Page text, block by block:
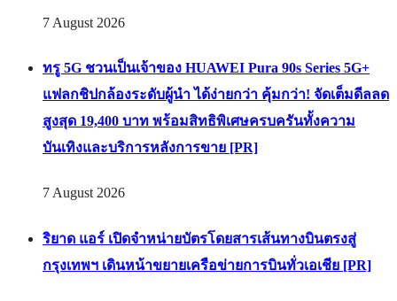
7 August 2026
ทรู 5G ชวนเป็นเจ้าของ HUAWEI Pura 90s Series 5G+
แฟลกชิปกล้องระดับผู้นำ ได้ง่ายกว่า คุ้มกว่า! จัดเต็มดีลลด
สูงสุด 19,400 บาท พร้อมสิทธิพิเศษครบครันทั้งความ
บันเทิงและบริการหลังการขาย [PR]
7 August 2026
ริยาด แอร์ เปิดจำหน่ายบัตรโดยสารเส้นทางบินตรงสู่
กรุงเทพฯ เดินหน้าขยายเครือข่ายการบินทั่วเอเชีย [PR]